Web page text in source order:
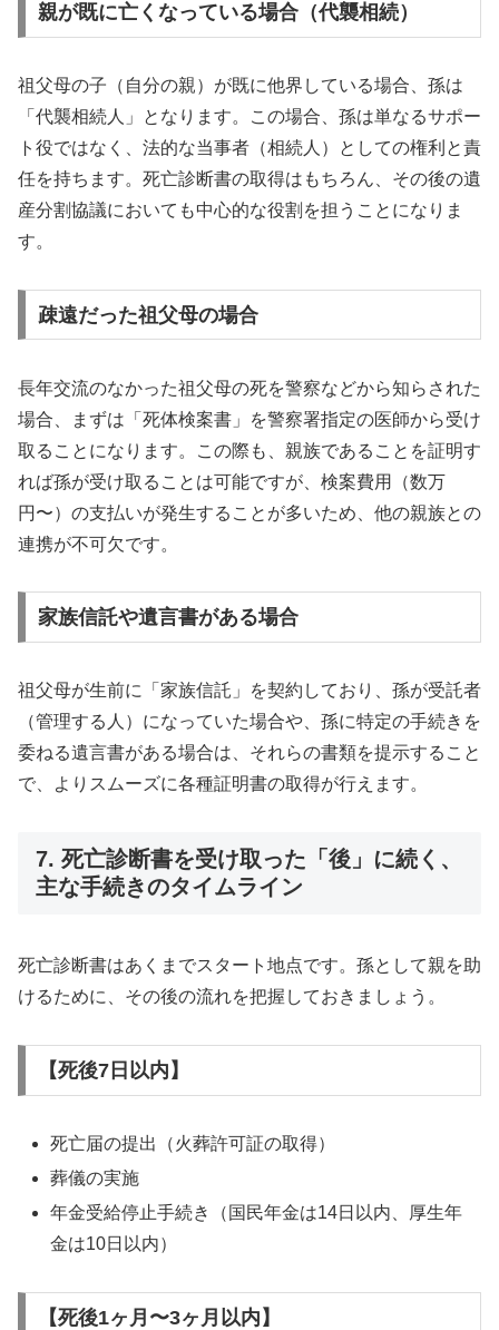
親が既に亡くなっている場合（代襲相続）
祖父母の子（自分の親）が既に他界している場合、孫は
「代襲相続人」となります。この場合、孫は単なるサポー
ト役ではなく、法的な当事者（相続人）としての権利と責
任を持ちます。死亡診断書の取得はもちろん、その後の遺
産分割協議においても中心的な役割を担うことになりま
す。
疎遠だった祖父母の場合
長年交流のなかった祖父母の死を警察などから知らされた
場合、まずは「死体検案書」を警察署指定の医師から受け
取ることになります。この際も、親族であることを証明す
れば孫が受け取ることは可能ですが、検案費用（数万
円〜）の支払いが発生することが多いため、他の親族との
連携が不可欠です。
家族信託や遺言書がある場合
祖父母が生前に「家族信託」を契約しており、孫が受託者
（管理する人）になっていた場合や、孫に特定の手続きを
委ねる遺言書がある場合は、それらの書類を提示すること
で、よりスムーズに各種証明書の取得が行えます。
7. 死亡診断書を受け取った「後」に続く、
主な手続きのタイムライン
死亡診断書はあくまでスタート地点です。孫として親を助
けるために、その後の流れを把握しておきましょう。
【死後7日以内】
死亡届の提出（火葬許可証の取得）
葬儀の実施
年金受給停止手続き（国民年金は14日以内、厚生年
金は10日以内）
【死後1ヶ月〜3ヶ月以内】